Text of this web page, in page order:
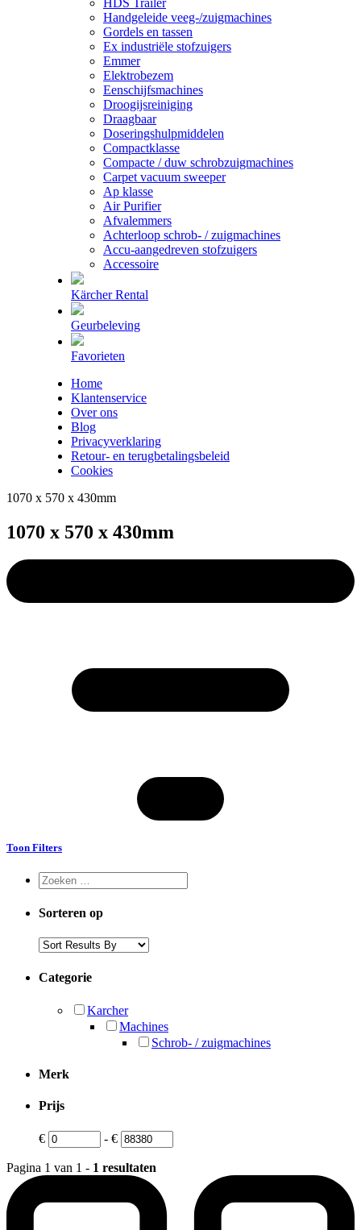
Handgeleide veeg-/zuigmachines
Gordels en tassen
Ex industriële stofzuigers
Emmer
Elektrobezem
Eenschijfsmachines
Droogijsreiniging
Draagbaar
Doseringshulpmiddelen
Compactklasse
Compacte / duw schrobzuigmachines
Carpet vacuum sweeper
Ap klasse
Air Purifier
Afvalemmers
Achterloop schrob- / zuigmachines
Accu-aangedreven stofzuigers
Accessoire
Kärcher Rental
Geurbeleving
Favorieten
Home
Klantenservice
Over ons
Blog
Privacyverklaring
Retour- en terugbetalingsbeleid
Cookies
1070 x 570 x 430mm
1070 x 570 x 430mm
Toon Filters
Sorteren op
Categorie
Karcher
Machines
Schrob- / zuigmachines
Merk
Prijs
€ - €
Pagina 1 van 1 - 1 resultaten